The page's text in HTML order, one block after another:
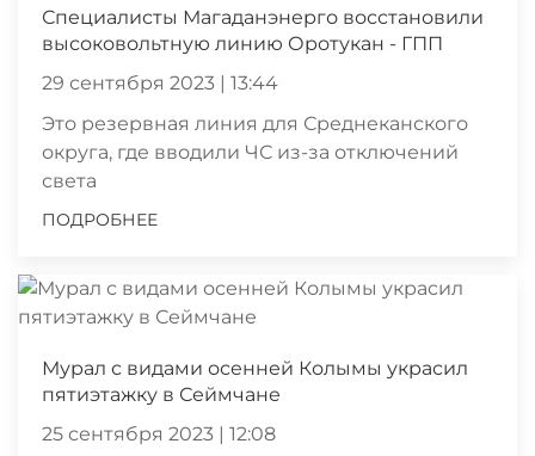
Специалисты Магаданэнерго восстановили
высоковольтную линию Оротукан - ГПП
29 сентября 2023 | 13:44
Это резервная линия для Среднеканского
округа, где вводили ЧС из-за отключений
света
ПОДРОБНЕЕ
Мурал с видами осенней Колымы украсил
пятиэтажку в Сеймчане
25 сентября 2023 | 12:08